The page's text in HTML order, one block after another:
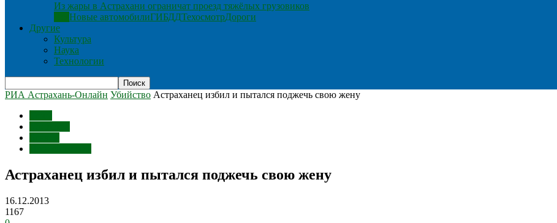
Из жары в Астрахани ограничат проезд тяжёлых грузовиков
Новые автомобилиГИБДДТехосмотрДороги
Другие
Культура
Наука
Технологии
РИА Астрахань-Онлайн Убийство Астраханец избил и пытался поджечь свою жену
Астраханец избил и пытался поджечь свою жену
16.12.2013
1167